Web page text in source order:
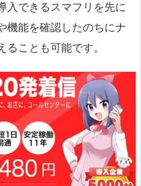
入できるスマフリを先に
機能を確認したのちにナ
ことも可能です。